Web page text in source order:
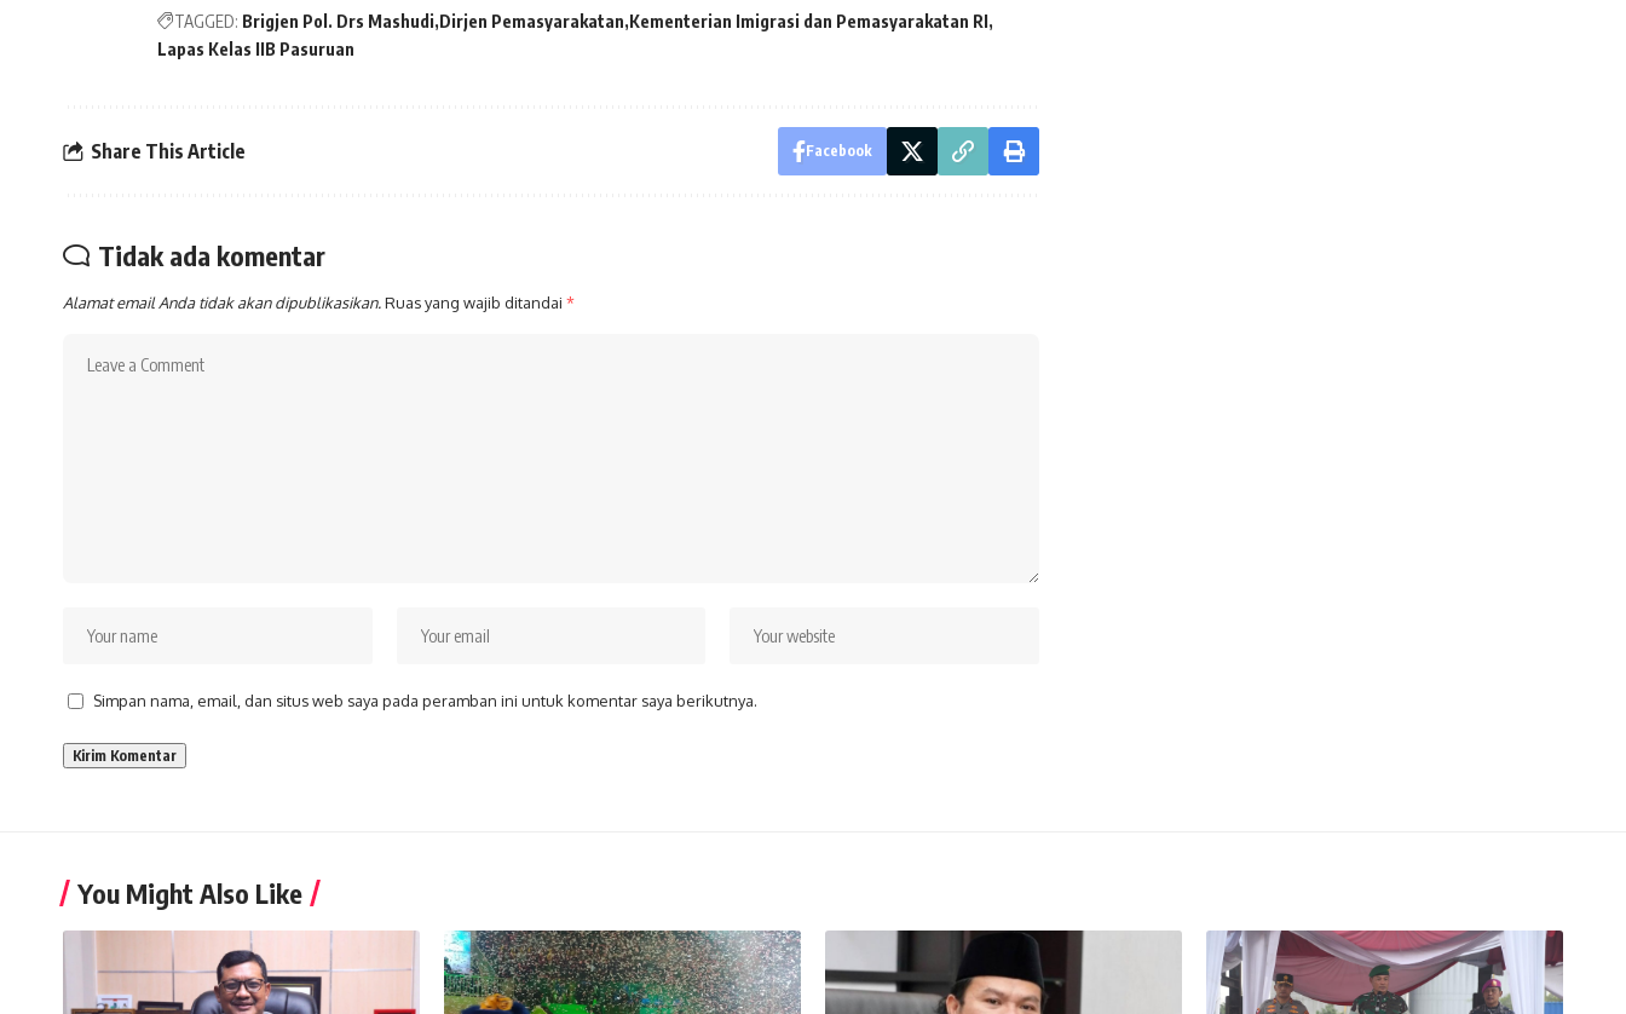
TAGGED: Brigjen Pol. Drs Mashudi Dirjen Pemasyarakatan Kementerian Imigrasi dan Pemasyarakatan RI
Lapas Kelas IIB Pasuruan
Share This Article Facebook
Tidak ada komentar
Alamat email Anda tidak akan dipublikasikan.Ruas yang wajib ditandai *
Simpan nama, email, dan situs web saya pada peramban ini untuk komentar saya berikutnya.
You Might Also Like